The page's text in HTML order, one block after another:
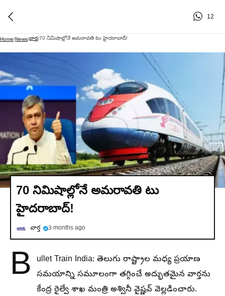
12
Home/News/వార్త/70 నిమిషాల్లోనే అమరావతి టు హైదరాబాద్!
70 నిమిషాల్లోనే అమరావతి టు
హైదరాబాద్!
వార్త 3 months ago
B
ullet Train India: తెలుగు రాష్ట్రాల మధ్య ప్రయాణ
సమయాన్ని సమూలంగా తగ్గించే అద్భుతమైన వార్తను
కేంద్ర రైల్వే శాఖ మంత్రి అశ్వినీ వైష్ణవ్ వెల్లడించారు.